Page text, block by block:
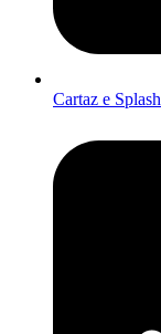
Cartaz e Splash